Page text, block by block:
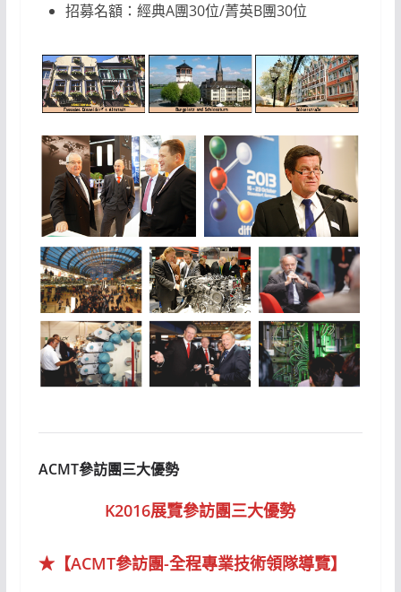
招募名額：經典A團30位/菁英B團30位
ACMT參訪團三大優勢
K2016展覽參訪團三大優勢
★【ACMT參訪團-全程專業技術領隊導覽】